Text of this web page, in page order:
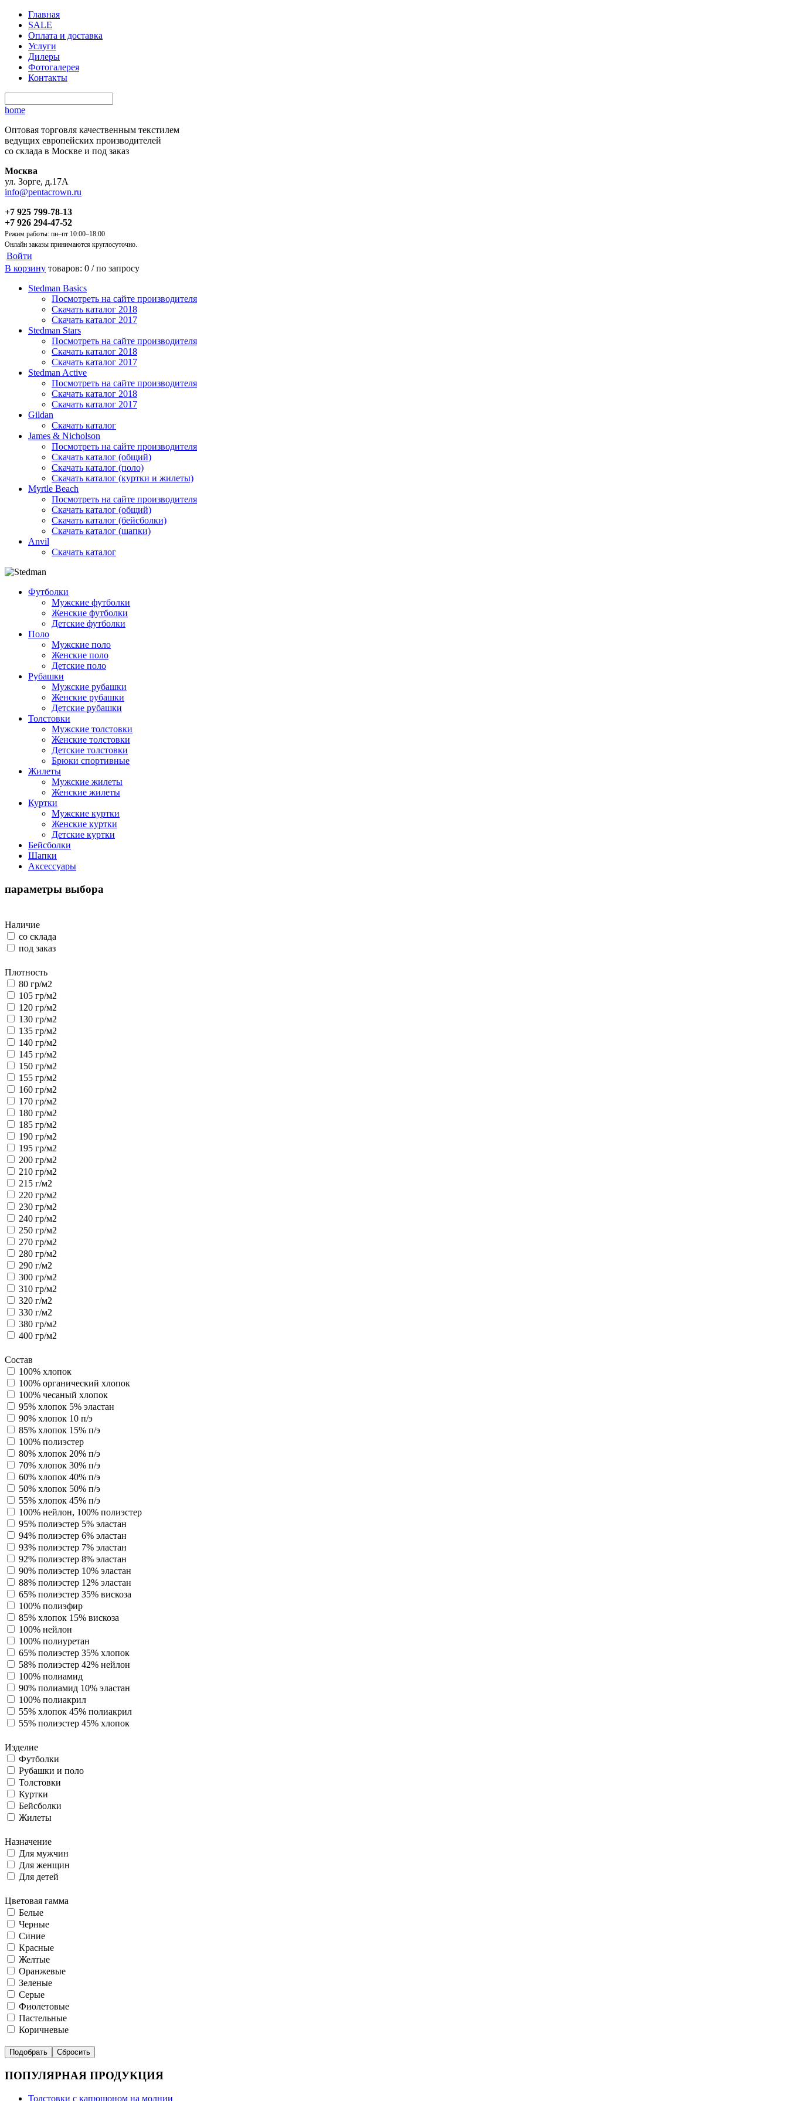
Главная
SALE
Оплата и доставка
Услуги
Дилеры
Фотогалерея
Контакты
home
Оптовая торговля качественным текстилем
ведущих европейских производителей
со склада в Москве и под заказ
Москва
ул. Зорге, д.17А
info@pentacrown.ru
+7 925 799-78-13
+7 926 294-47-52
Режим работы: пн–пт 10:00–18:00
Онлайн заказы принимаются круглосуточно.
Войти
В корзину товаров: 0 /по запросу
Stedman Basics
Посмотреть на сайте производителя
Скачать каталог 2018
Скачать каталог 2017
Stedman Stars
Посмотреть на сайте производителя
Скачать каталог 2018
Скачать каталог 2017
Stedman Active
Посмотреть на сайте производителя
Скачать каталог 2018
Скачать каталог 2017
Gildan
Скачать каталог
James & Nicholson
Посмотреть на сайте производителя
Скачать каталог (общий)
Скачать каталог (поло)
Скачать каталог (куртки и жилеты)
Myrtle Beach
Посмотреть на сайте производителя
Скачать каталог (общий)
Скачать каталог (бейсболки)
Скачать каталог (шапки)
Anvil
Скачать каталог
Футболки
Мужские футболки
Женские футболки
Детские футболки
Поло
Мужские поло
Женские поло
Детские поло
Рубашки
Мужские рубашки
Женские рубашки
Детские рубашки
Толстовки
Мужские толстовки
Женские толстовки
Детские толстовки
Брюки спортивные
Жилеты
Мужские жилеты
Женские жилеты
Куртки
Мужские куртки
Женские куртки
Детские куртки
Бейсболки
Шапки
Аксессуары
параметры выбора
Наличие
со склада
под заказ
Плотность
80 гр/м2
105 гр/м2
120 гр/м2
130 гр/м2
135 гр/м2
140 гр/м2
145 гр/м2
150 гр/м2
155 гр/м2
160 гр/м2
170 гр/м2
180 гр/м2
185 гр/м2
190 гр/м2
195 гр/м2
200 гр/м2
210 гр/м2
215 г/м2
220 гр/м2
230 гр/м2
240 гр/м2
250 гр/м2
270 гр/м2
280 гр/м2
290 г/м2
300 гр/м2
310 гр/м2
320 г/м2
330 г/м2
380 гр/м2
400 гр/м2
Состав
100% хлопок
100% органический хлопок
100% чесаный хлопок
95% хлопок 5% эластан
90% хлопок 10 п/э
85% хлопок 15% п/э
100% полиэстер
80% хлопок 20% п/э
70% хлопок 30% п/э
60% хлопок 40% п/э
50% хлопок 50% п/э
55% хлопок 45% п/э
100% нейлон, 100% полиэстер
95% полиэстер 5% эластан
94% полиэстер 6% эластан
93% полиэстер 7% эластан
92% полиэстер 8% эластан
90% полиэстер 10% эластан
88% полиэстер 12% эластан
65% полиэстер 35% вискоза
100% полиэфир
85% хлопок 15% вискоза
100% нейлон
100% полиуретан
65% полиэстер 35% хлопок
58% полиэстер 42% нейлон
100% полиамид
90% полиамид 10% эластан
100% полиакрил
55% хлопок 45% полиакрил
55% полиэстер 45% хлопок
Изделие
Футболки
Рубашки и поло
Толстовки
Куртки
Бейсболки
Жилеты
Назначение
Для мужчин
Для женщин
Для детей
Цветовая гамма
Белые
Черные
Синие
Красные
Желтые
Оранжевые
Зеленые
Серые
Фиолетовые
Пастельные
Коричневые
ПОПУЛЯРНАЯ ПРОДУКЦИЯ
Толстовки с капюшоном на молнии